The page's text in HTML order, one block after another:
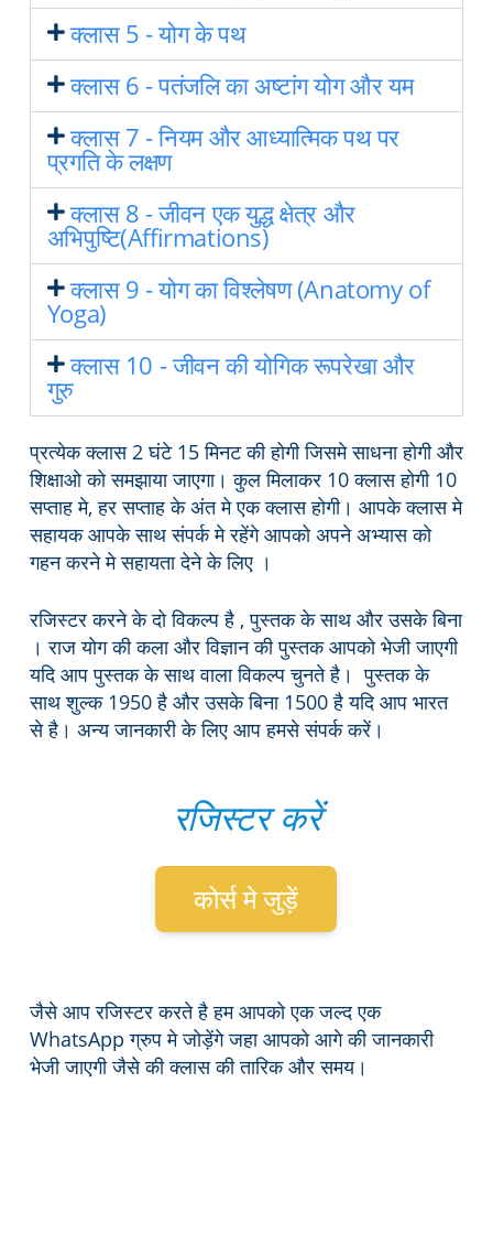
क्लास 5 - योग के पथ
क्लास 6 - पतंजलि का अष्टांग योग और यम
क्लास 7 - नियम और आध्यात्मिक पथ पर
प्रगति के लक्षण
क्लास 8 - जीवन एक युद्ध क्षेत्र और
अभिपुष्टि(Affirmations)
क्लास 9 - योग का विश्लेषण (Anatomy of
Yoga)
क्लास 10 - जीवन की योगिक रूपरेखा और
गुरु
प्रत्येक क्लास 2 घंटे 15 मिनट की होगी जिसमे साधना होगी और
शिक्षाओ को समझाया जाएगा। कुल मिलाकर 10 क्लास होगी 10
सप्ताह मे, हर सप्ताह के अंत मे एक क्लास होगी। आपके क्लास मे
सहायक आपके साथ संपर्क मे रहेंगे आपको अपने अभ्यास को
गहन करने मे सहायता देने के लिए ।
रजिस्टर करने के दो विकल्प है , पुस्तक के साथ और उसके बिना
। राज योग की कला और विज्ञान की पुस्तक आपको भेजी जाएगी
यदि आप पुस्तक के साथ वाला विकल्प चुनते है। पुस्तक के
साथ शुल्क 1950 है और उसके बिना 1500 है यदि आप भारत
से है। अन्य जानकारी के लिए आप हमसे संपर्क करें।
रजिस्टर करें
कोर्स मे जुड़ें
जैसे आप रजिस्टर करते है हम आपको एक जल्द एक
WhatsApp ग्रुप मे जोड़ेंगे जहा आपको आगे की जानकारी
भेजी जाएगी जैसे की क्लास की तारिक और समय।